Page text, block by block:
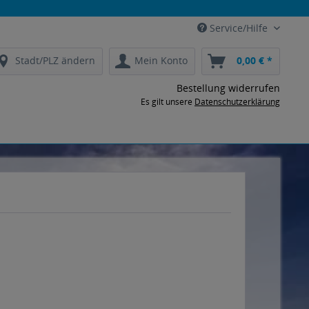
Service/Hilfe
Stadt/PLZ ändern Mein Konto 0,00 € *
Bestellung widerrufen
Es gilt unsere Datenschutzerklärung